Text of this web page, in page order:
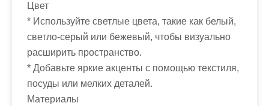
Цвет
* Используйте светлые цвета, такие как белый,
светло-серый или бежевый, чтобы визуально
расширить пространство.
* Добавьте яркие акценты с помощью текстиля,
посуды или мелких деталей.
Материалы